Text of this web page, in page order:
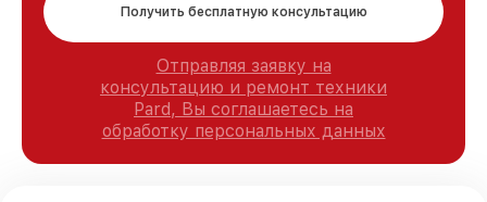
Получить бесплатную консультацию
Отправляя заявку на
консультацию и ремонт техники
Pard, Вы соглашаетесь на
обработку персональных данных